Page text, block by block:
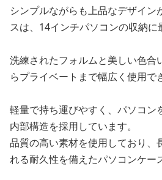
シンプルながらも上品なデザイン
スは、14インチパソコンの収納に
洗練されたフォルムと美しい色合
らプライベートまで幅広く使用で
軽量で持ち運びやすく、パソコン
内部構造を採用しています。
品質の高い素材を使用しており、
れる耐久性を備えたパソコンケー